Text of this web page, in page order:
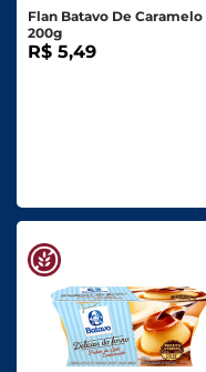
Flan Batavo De Caramelo
200g
R$ 5,49